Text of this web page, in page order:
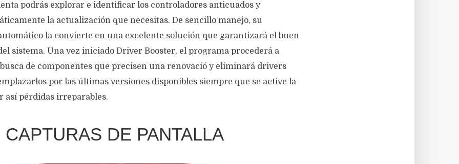
podrás explorar e identificar los controladores anticuados y
la actualización que necesitas. De sencillo manejo, su
la convierte en una excelente solución que garantizará el buen
sistema. Una vez iniciado Driver Booster, el programa procederá a
de componentes que precisen una renovació y eliminará drivers
por las últimas versiones disponibles siempre que se active la
así pérdidas irreparables.
CAPTURAS DE PANTALLA